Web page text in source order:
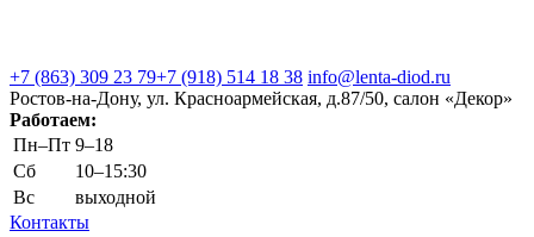
+7 (863) 309 23 79+7 (918) 514 18 38 info@lenta-diod.ru
Ростов-на-Дону, ул. Красноармейская, д.87/50, салон «Декор»
Работаем:
Пн–Пт 9–18
Сб
10–15:30
Вс
выходной
Контакты